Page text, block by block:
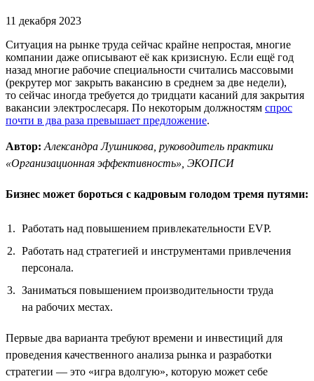
11 декабря 2023
Ситуация на рынке труда сейчас крайне непростая, многие
компании даже описывают её как кризисную. Если ещё год
назад многие рабочие специальности считались массовыми
(рекрутер мог закрыть вакансию в среднем за две недели),
то сейчас иногда требуется до тридцати касаний для закрытия
вакансии электрослесаря. По некоторым должностям спрос
почти в два раза превышает предложение.
Автор: Александра Лушникова, руководитель практики
«Организационная эффективность», ЭКОПСИ
Бизнес может бороться с кадровым голодом тремя путями:
Работать над повышением привлекательности EVP.
Работать над стратегией и инструментами привлечения
персонала.
Заниматься повышением производительности труда
на рабочих местах.
Первые два варианта требуют времени и инвестиций для
проведения качественного анализа рынка и разработки
стратегии — это «игра вдолгую», которую может себе